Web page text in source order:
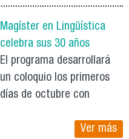
Magíster en Lingüística
celebra sus 30 años
El programa desarrollará
un coloquio los primeros
días de octubre con
Ver más